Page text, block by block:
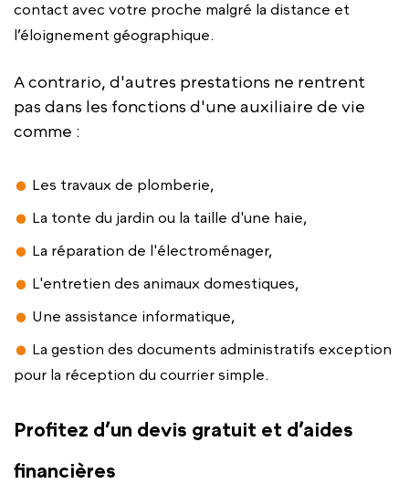
contact avec votre proche malgré la distance et
l’éloignement géographique.
A contrario, d'autres prestations ne rentrent
pas dans les fonctions d'une auxiliaire de vie
comme :
Les travaux de plomberie,
La tonte du jardin ou la taille d'une haie,
La réparation de l'électroménager,
L'entretien des animaux domestiques,
Une assistance informatique,
La gestion des documents administratifs exception
pour la réception du courrier simple.
Profitez d’un devis gratuit et d’aides
financières